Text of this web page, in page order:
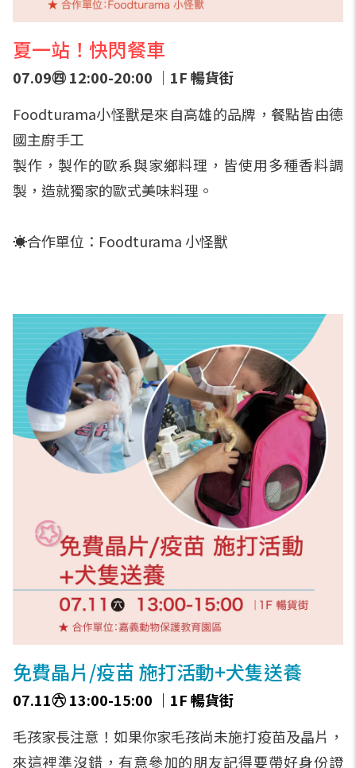
夏一站！快閃餐車
07.09㊃ 12:00-20:00 ｜1F 暢貨街
Foodturama小怪獸是來自高雄的品牌，餐點皆由德
國主廚手工
製作，製作的歐系與家鄉料理，皆使用多種香料調
製，造就獨家的歐式美味料理。
☀️合作單位：Foodturama 小怪獸
免費晶片/疫苗 施打活動+犬隻送養
07.11㊅ 13:00-15:00 ｜1F 暢貨街
毛孩家長注意！如果你家毛孩尚未施打疫苗及晶片，
來這裡準沒錯，有意參加的朋友記得要帶好身份證